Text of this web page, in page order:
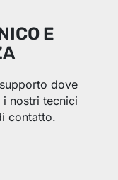
E
dove
nostri tecnici
contatto.